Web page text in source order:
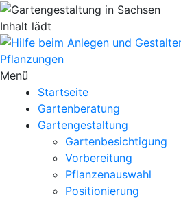
Inhalt lädt
Menü
Startseite
Gartenberatung
Gartengestaltung
Gartenbesichtigung
Vorbereitung
Pflanzenauswahl
Positionierung